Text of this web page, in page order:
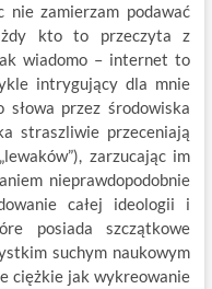
nie zamierzam podawać
kto to przeczyta z
wiadomo – internet to
intrygujący dla mnie
przez środowiska
straszliwie przeceniają
zarzucając im
nieprawdopodobnie
całej ideologii i
posiada szczątkowe
suchym naukowym
ciężkie jak wykreowanie